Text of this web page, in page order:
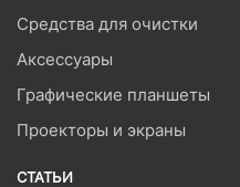
Средства для очистки
Аксессуары
Графические планшеты
Проекторы и экраны
СТАТЬИ